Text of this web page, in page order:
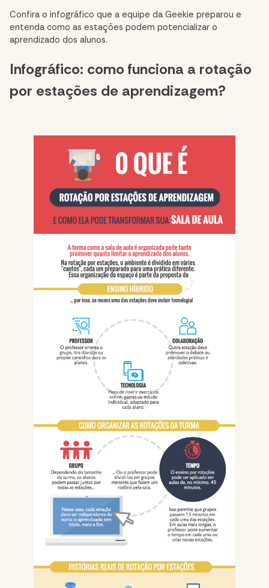
Confira o infográfico que a equipe da Geekie preparou e
entenda como as estações podem potencializar o
aprendizado dos alunos.
Infográfico: como funciona a rotação
por estações de aprendizagem?